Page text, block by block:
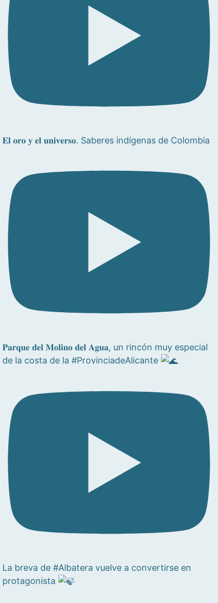
𝐄𝐥 𝐨𝐫𝐨 𝐲 𝐞𝐥 𝐮𝐧𝐢𝐯𝐞𝐫𝐬𝐨. Saberes indígenas de Colombia
𝐏𝐚𝐫𝐪𝐮𝐞 𝐝𝐞𝐥 𝐌𝐨𝐥𝐢𝐧𝐨 𝐝𝐞𝐥 𝐀𝐠𝐮𝐚, un rincón muy especial
de la costa de la #ProvinciadeAlicante
La breva de #Albatera vuelve a convertirse en
protagonista